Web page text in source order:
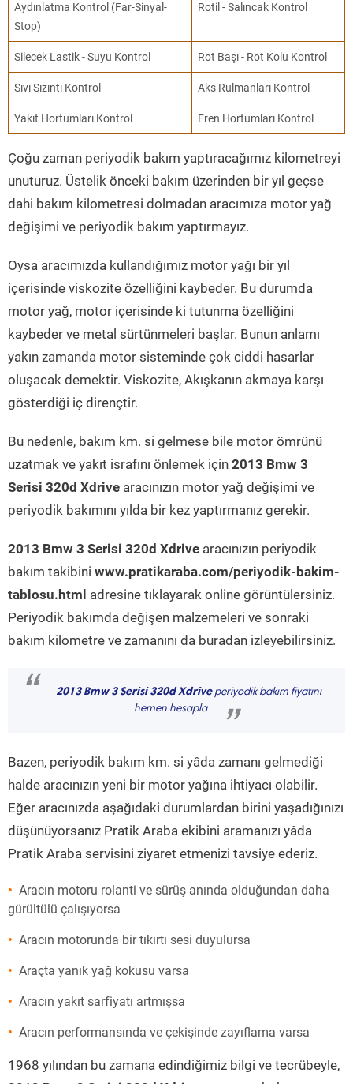
Aydınlatma Kontrol (Far-Sinyal-
Stop)
Rotil - Salıncak Kontrol
Silecek Lastik - Suyu Kontrol Rot Başı - Rot Kolu Kontrol
Sıvı Sızıntı Kontrol Aks Rulmanları Kontrol
Yakıt Hortumları Kontrol Fren Hortumları Kontrol
Çoğu zaman periyodik bakım yaptıracağımız kilometreyi
unuturuz. Üstelik önceki bakım üzerinden bir yıl geçse
dahi bakım kilometresi dolmadan aracımıza motor yağ
değişimi ve periyodik bakım yaptırmayız.
Oysa aracımızda kullandığımız motor yağı bir yıl
içerisinde viskozite özelliğini kaybeder. Bu durumda
motor yağ, motor içerisinde ki tutunma özelliğini
kaybeder ve metal sürtünmeleri başlar. Bunun anlamı
yakın zamanda motor sisteminde çok ciddi hasarlar
oluşacak demektir. Viskozite, Akışkanın akmaya karşı
gösterdiği iç dirençtir.
Bu nedenle, bakım km. si gelmese bile motor ömrünü
uzatmak ve yakıt israfını önlemek için 2013 Bmw 3
Serisi 320d Xdrive aracınızın motor yağ değişimi ve
periyodik bakımını yılda bir kez yaptırmanız gerekir.
2013 Bmw 3 Serisi 320d Xdrive aracınızın periyodik
bakım takibini www.pratikaraba.com/periyodik-bakim-
tablosu.html adresine tıklayarak online görüntülersiniz.
Periyodik bakımda değişen malzemeleri ve sonraki
bakım kilometre ve zamanını da buradan izleyebilirsiniz.
“ 2013 Bmw 3 Serisi 320d Xdriveperiyodik bakım fiyatını
hemen hesapla
”
Bazen, periyodik bakım km. si yâda zamanı gelmediği
halde aracınızın yeni bir motor yağına ihtiyacı olabilir.
Eğer aracınızda aşağıdaki durumlardan birini yaşadığınızı
düşünüyorsanız Pratik Araba ekibini aramanızı yâda
Pratik Araba servisini ziyaret etmenizi tavsiye ederiz.
Aracın motoru rolanti ve sürüş anında olduğundan daha
gürültülü çalışıyorsa
Aracın motorunda bir tıkırtı sesi duyulursa
Araçta yanık yağ kokusu varsa
Aracın yakıt sarfiyatı artmışsa
Aracın performansında ve çekişinde zayıflama varsa
1968 yılından bu zamana edindiğimiz bilgi ve tecrübeyle,